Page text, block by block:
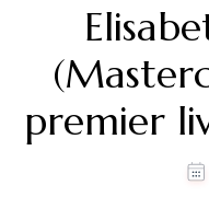
premier